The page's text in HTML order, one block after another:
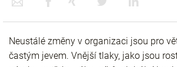
Neustálé změny v organizaci jsou pro
častým jevem. Vnější tlaky, jako jsou